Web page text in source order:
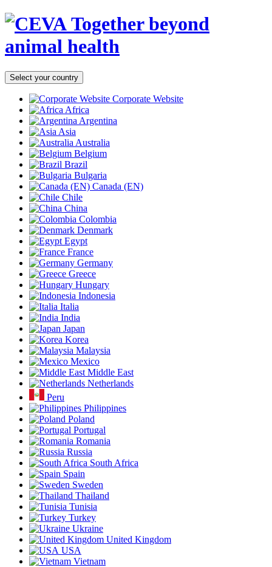
Together beyond
animal health
Select your country
Corporate Website
Africa
Argentina
Asia
Australia
Belgium
Brazil
Bulgaria
Canada (EN)
Chile
China
Colombia
Denmark
Egypt
France
Germany
Greece
Hungary
Indonesia
Italia
India
Japan
Korea
Malaysia
Mexico
Middle East
Netherlands
Peru
Philippines
Poland
Portugal
Romania
Russia
South Africa
Spain
Sweden
Thailand
Tunisia
Turkey
Ukraine
United Kingdom
USA
Vietnam